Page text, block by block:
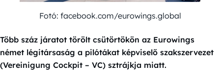
Fotó: facebook.com/eurowings.global
Több száz járatot törölt csütörtökön az Eurowings
német légitársaság a pilótákat képviselő szakszervezet
(Vereinigung Cockpit – VC) sztrájkja miatt.